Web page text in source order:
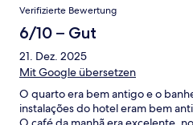
Verifizierte Bewertung
6/10 – Gut
21. Dez. 2025
Mit Google übersetzen
O quarto era bem antigo e o
instalações do hotel eram bem